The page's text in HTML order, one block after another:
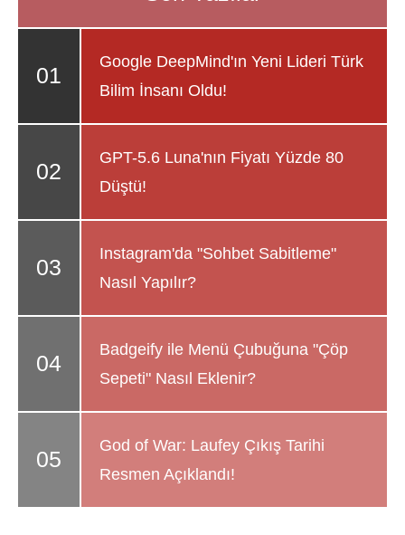
Google DeepMind'ın Yeni Lideri Türk
Bilim İnsanı Oldu!
GPT-5.6 Luna'nın Fiyatı Yüzde 80
Düştü!
Instagram'da "Sohbet Sabitleme"
Nasıl Yapılır?
Badgeify ile Menü Çubuğuna "Çöp
Sepeti" Nasıl Eklenir?
God of War: Laufey Çıkış Tarihi
Resmen Açıklandı!